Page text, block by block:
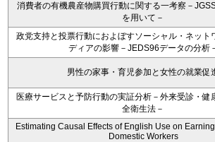
消費者の有機農産物購買行動に関する一考察－
を用いて－
政党支持と投票行動におよぼすソーシャル・ネット
ディアの影響－JEDS96データの分析
男性の家事・育児参加と女性の就業促
医療サービスと予防行動の実証分析－外来受診・健
全衛生法－
Estimating Causal Effects of English Use on
Domestic Workers